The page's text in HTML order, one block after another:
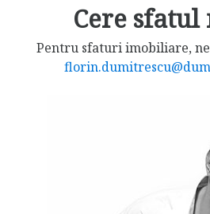
Cere sfatul
Pentru sfaturi imobiliare,